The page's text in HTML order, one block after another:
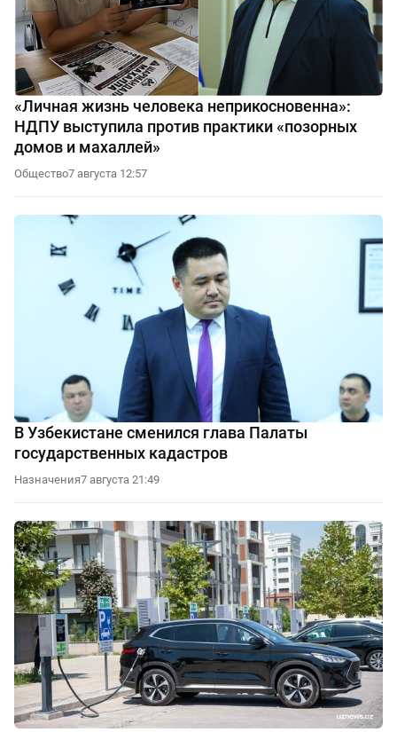
«Личная жизнь человека неприкосновенна»:
НДПУ выступила против практики «позорных
домов и махаллей»
Общество7 августа 12:57
В Узбекистане сменился глава Палаты
государственных кадастров
Назначения7 августа 21:49